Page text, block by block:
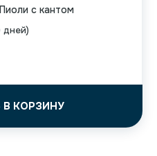
дней)
с кантом
КОРЗИНУ